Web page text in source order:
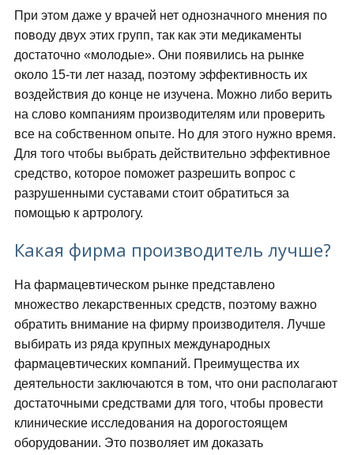
При этом даже у врачей нет однозначного мнения по
поводу двух этих групп, так как эти медикаменты
достаточно «молодые». Они появились на рынке
около 15-ти лет назад, поэтому эффективность их
воздействия до конце не изучена. Можно либо верить
на слово компаниям производителям или проверить
все на собственном опыте. Но для этого нужно время.
Для того чтобы выбрать действительно эффективное
средство, которое поможет разрешить вопрос с
разрушенными суставами стоит обратиться за
помощью к артрологу.
Какая фирма производитель лучше?
На фармацевтическом рынке представлено
множество лекарственных средств, поэтому важно
обратить внимание на фирму производителя. Лучше
выбирать из ряда крупных международных
фармацевтических компаний. Преимущества их
деятельности заключаются в том, что они располагают
достаточными средствами для того, чтобы провести
клинические исследования на дорогостоящем
оборудовании. Это позволяет им доказать